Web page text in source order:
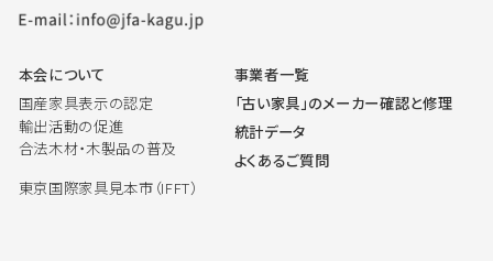
本会について
国産家具表示の認定
輸出活動の促進
合法木材・木製品の普及
東京国際家具見本市（IFFT）
事業者一覧
「古い家具」のメーカー確認と修理
統計データ
よくあるご質問